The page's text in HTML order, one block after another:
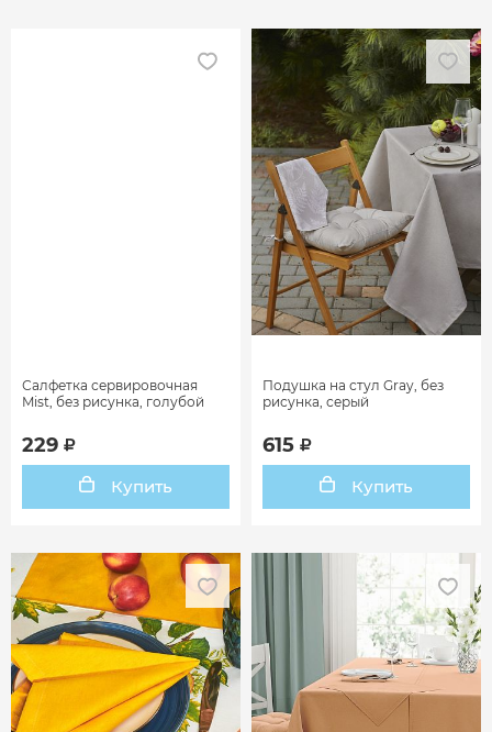
Салфетка сервировочная
Mist, без рисунка, голубой
229
Купить
Подушка на стул Gray, без
рисунка, серый
615
Купить